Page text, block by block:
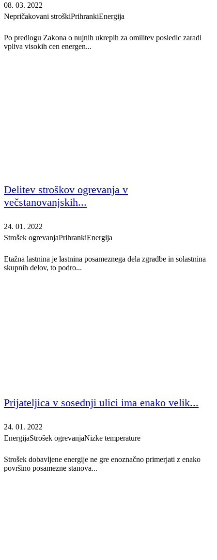
08. 03. 2022
Nepričakovani stroškiPrihrankiEnergija
Po predlogu Zakona o nujnih ukrepih za omilitev posledic zaradi
vpliva visokih cen energen...
Delitev stroškov ogrevanja v
večstanovanjskih...
24. 01. 2022
Strošek ogrevanjaPrihrankiEnergija
Etažna lastnina je lastnina posameznega dela zgradbe in solastnina
skupnih delov, to podro...
Prijateljica v sosednji ulici ima enako velik...
24. 01. 2022
EnergijaStrošek ogrevanjaNizke temperature
Strošek dobavljene energije ne gre enoznačno primerjati z enako
površino posamezne stanova...